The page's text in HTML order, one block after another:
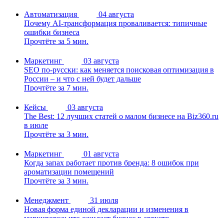
Автоматизация
04 августа
Почему AI-трансформация проваливается: типичные
ошибки бизнеса
Прочтёте за 5 мин.
Маркетинг
03 августа
SEO по-русски: как меняется поисковая оптимизация в
России – и что с ней будет дальше
Прочтёте за 7 мин.
Кейсы
03 августа
The Best: 12 лучших статей о малом бизнесе на Biz360.ru
в июле
Прочтёте за 3 мин.
Маркетинг
01 августа
Когда запах работает против бренда: 8 ошибок при
ароматизации помещений
Прочтёте за 3 мин.
Менеджмент
31 июля
Новая форма единой декларации и изменения в